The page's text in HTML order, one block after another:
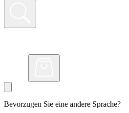
Bevorzugen Sie eine andere Sprache?